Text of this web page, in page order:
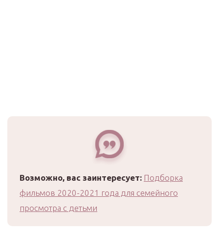
Возможно, вас заинтересует: Подборка
фильмов 2020-2021 года для семейного
просмотра с детьми